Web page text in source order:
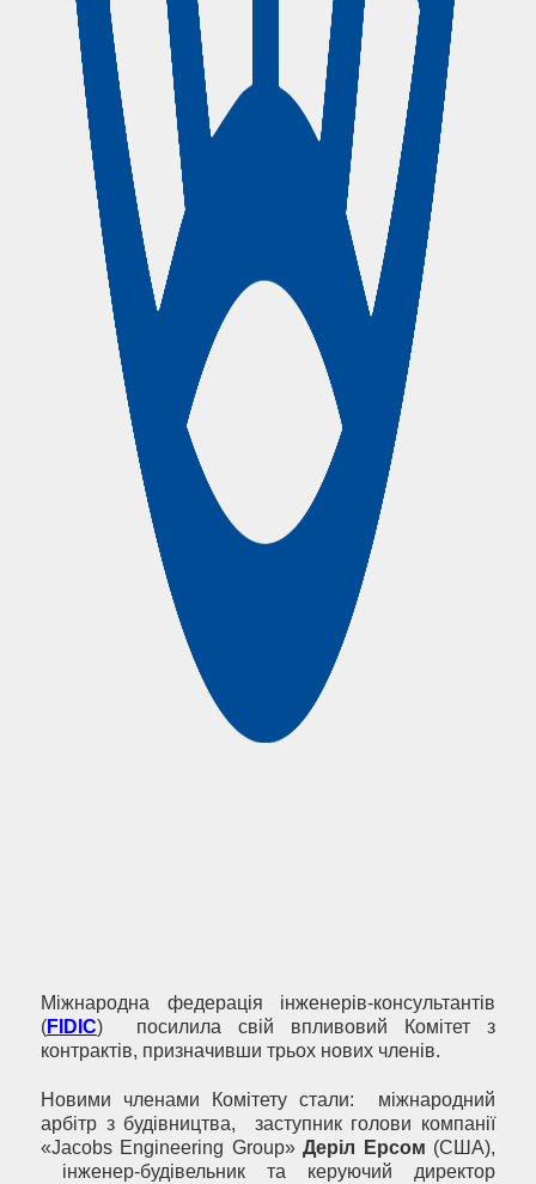
Міжнародна федерація інженерів-консультантів
(FIDIC) посилила свій впливовий Комітет з
контрактів, призначивши трьох нових членів.
Новими членами Комітету стали: міжнародний
арбітр з будівництва, заступник голови компанії
«Jacobs Engineering Group»Деріл Ерсом (США),
інженер-будівельник та керуючий директор